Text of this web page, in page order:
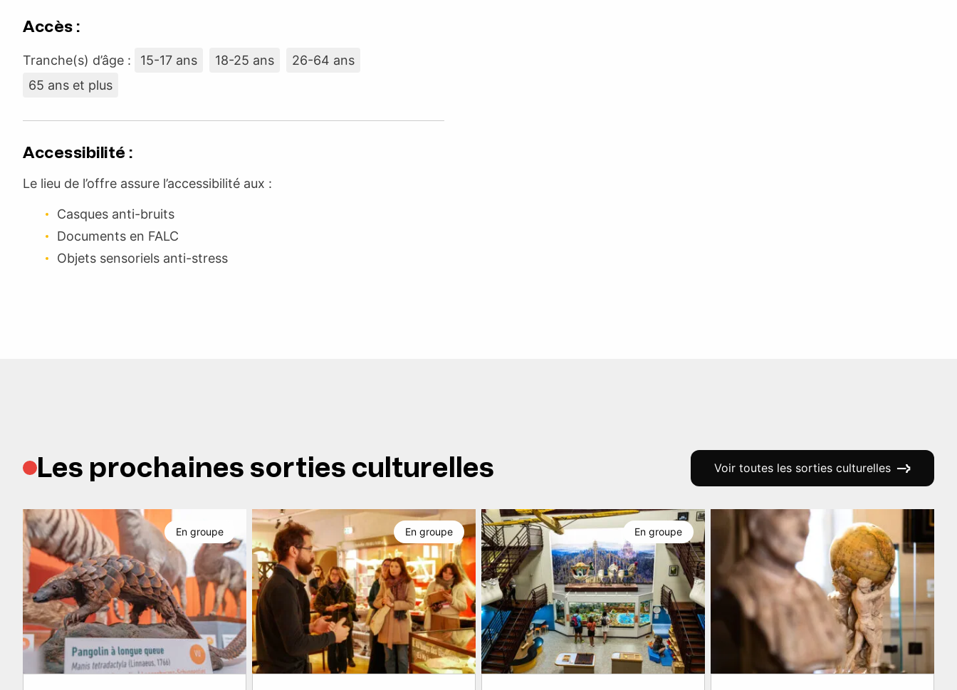
Accès :
Tranche(s) d’âge : 15-17 ans 18-25 ans
26-64 ans
65 ans et plus
Accessibilité :
Le lieu de l’offre assure l’accessibilité aux :
Casques anti-bruits
Documents en FALC
Objets sensoriels anti-stress
Les prochaines sorties culturelles Voir toutes les sorties culturelles
En groupe En groupe En groupe